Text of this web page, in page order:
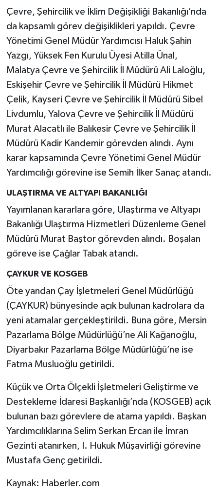
Çevre, Şehircilik ve İklim Değişikliği Bakanlığı’nda
da kapsamlı görev değişiklikleri yapıldı. Çevre
Yönetimi Genel Müdür Yardımcısı Haluk Şahin
Yazgı, Yüksek Fen Kurulu Üyesi Atilla Ünal,
Malatya Çevre ve Şehircilik İl Müdürü Ali Laloğlu,
Eskişehir Çevre ve Şehircilik İl Müdürü Hikmet
Çelik, Kayseri Çevre ve Şehircilik İl Müdürü Sibel
Livdumlu, Yalova Çevre ve Şehircilik İl Müdürü
Murat Alacatlı ile Balıkesir Çevre ve Şehircilik İl
Müdürü Kadir Kandemir görevden alındı. Aynı
karar kapsamında Çevre Yönetimi Genel Müdür
Yardımcılığı görevine ise Semih İlker Sanaç atandı.
ULAŞTIRMA VE ALTYAPI BAKANLIĞI
Yayımlanan kararlara göre, Ulaştırma ve Altyapı
Bakanlığı Ulaştırma Hizmetleri Düzenleme Genel
Müdürü Murat Baştor görevden alındı. Boşalan
göreve ise Çağlar Tabak atandı.
ÇAYKUR VE KOSGEB
Öte yandan Çay İşletmeleri Genel Müdürlüğü
(ÇAYKUR) bünyesinde açık bulunan kadrolara da
yeni atamalar gerçekleştirildi. Buna göre, Mersin
Pazarlama Bölge Müdürlüğü’ne Ali Kağanoğlu,
Diyarbakır Pazarlama Bölge Müdürlüğü’ne ise
Fatma Musluoğlu getirildi.
Küçük ve Orta Ölçekli İşletmeleri Geliştirme ve
Destekleme İdaresi Başkanlığı’nda (KOSGEB) açık
bulunan bazı görevlere de atama yapıldı. Başkan
Yardımcılıklarına Selim Serkan Ercan ile İmran
Gezinti atanırken, I. Hukuk Müşavirliği görevine
Mustafa Genç getirildi.
Kaynak: Haberler.com